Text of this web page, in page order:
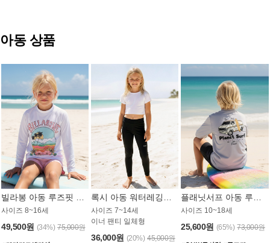
아동 상품
사이즈 8~16세
49,500원 (34%) 75,000원
사이즈 7~14세
이너 팬티 일체형
36,000원 (20%) 45,000원
사이즈 10~18세
25,600원 (65%) 73,000원